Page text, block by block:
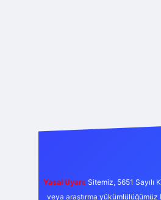
Yasal Uyarı: Sitemiz, 5651
veya araştırma yükümlülüğümüz